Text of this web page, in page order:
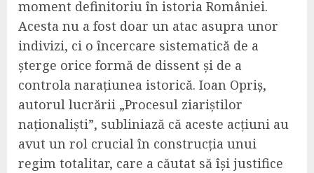
moment definitoriu în istoria României.
Acesta nu a fost doar un atac asupra unor
indivizi, ci o încercare sistematică de a
șterge orice formă de dissent și de a
controla narațiunea istorică. Ioan Opriș,
autorul lucrării „Procesul ziariștilor
naționaliști”, subliniază că aceste acțiuni au
avut un rol crucial în construcția unui
regim totalitar, care a căutat să își justifice